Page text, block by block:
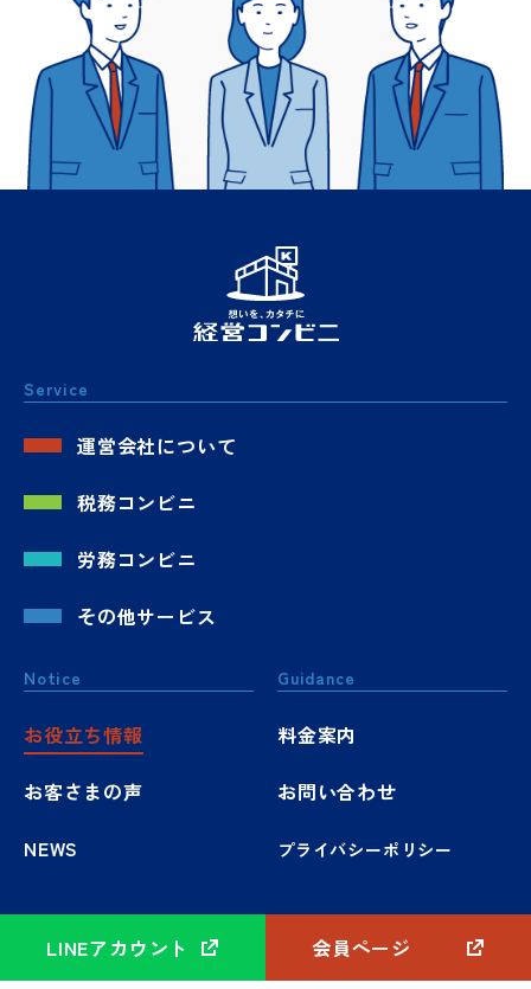
Service
運営会社について
税務コンビニ
労務コンビニ
その他サービス
Notice
お役立ち情報
お客さまの声
NEWS
Guidance
料金案内
お問い合わせ
プライバシーポリシー
LINEアカウント 会員ページ